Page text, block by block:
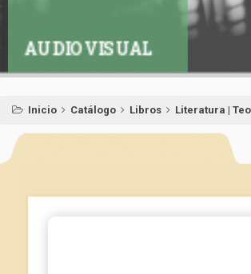
AUDIOVISUAL
Inicio Catálogo Libros Literatura |